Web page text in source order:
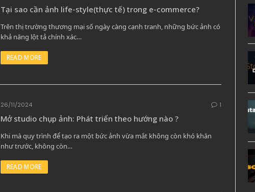
Tại sao cần ảnh life-style(thực tế) trong e-commerce?
Trên thị trường thương mại số ngày càng cạnh tranh, những bức ảnh có
khả năng lột tả chính xác…
READ MORE
26/11/2024 1
Mở studio chụp ảnh: Phát triển theo hướng nào ?
Khi mà quy trình để tạo ra một bức ảnh vừa mắt không còn khó khăn
như trước, không còn…
READ MORE